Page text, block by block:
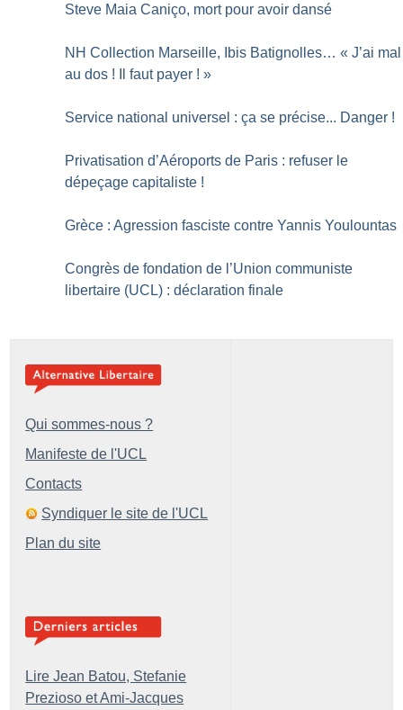
Steve Maia Caniço, mort pour avoir dansé
NH Collection Marseille, Ibis Batignolles… « J’ai mal
au dos ! Il faut payer ! »
Service national universel : ça se précise... Danger !
Privatisation d’Aéroports de Paris : refuser le
dépeçage capitaliste !
Grèce : Agression fasciste contre Yannis Youlountas
Congrès de fondation de l’Union communiste
libertaire (UCL) : déclaration finale
Qui sommes-nous ?
Manifeste de l'UCL
Contacts
Syndiquer le site de l'UCL
Plan du site
Lire Jean Batou, Stefanie
Prezioso et Ami-Jacques